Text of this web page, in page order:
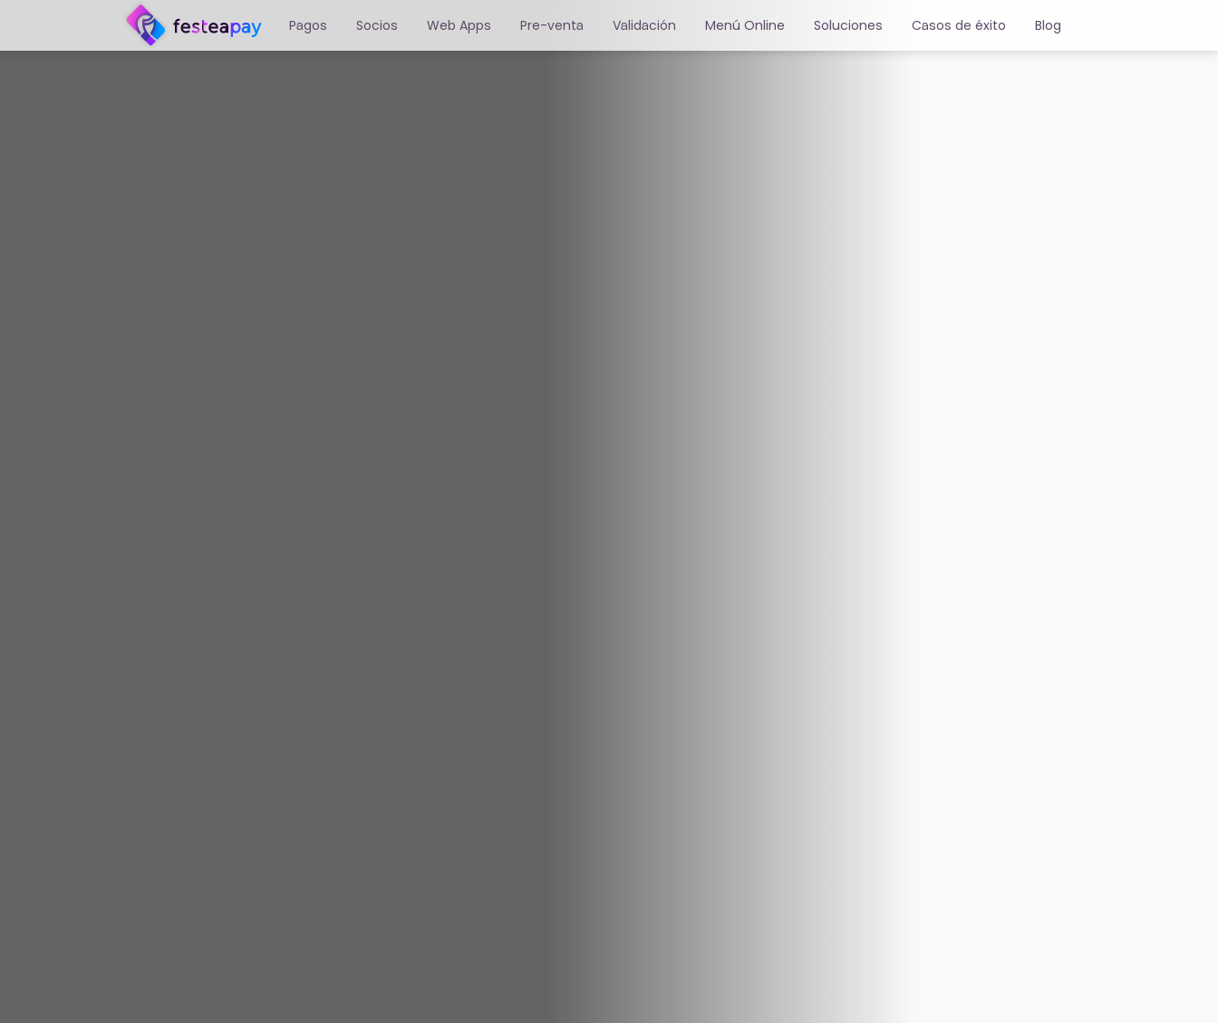
Pagos Socios Web Apps Pre-venta Validación Menú Online Soluciones Casos de éxito Blog